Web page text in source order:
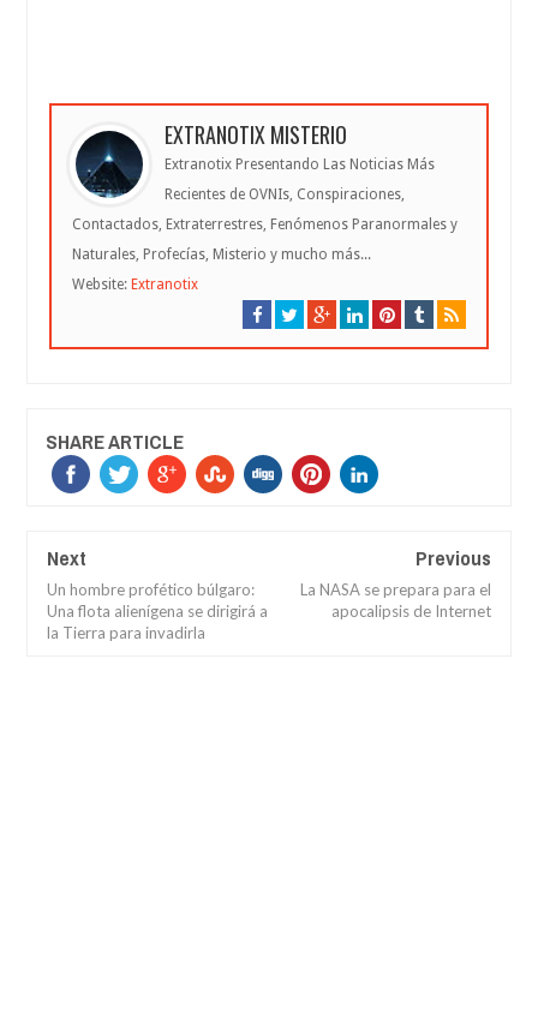
EXTRANOTIX MISTERIO
Extranotix Presentando Las Noticias Más
Recientes de OVNIs, Conspiraciones,
Contactados, Extraterrestres, Fenómenos Paranormales y
Naturales, Profecías, Misterio y mucho más...
Website: Extranotix
SHARE ARTICLE
Next
Un hombre profético búlgaro:
Una flota alienígena se dirigirá a
la Tierra para invadirla
Previous
La NASA se prepara para el
apocalipsis de Internet